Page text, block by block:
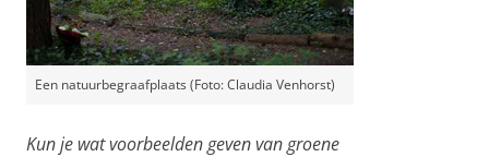
Een natuurbegraafplaats (Foto: Claudia Venhorst)
Kun je wat voorbeelden geven van groene